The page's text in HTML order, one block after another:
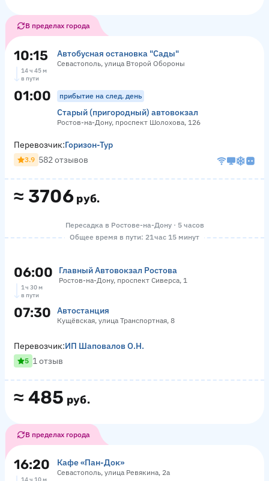
В пределах города
10:15 Автобусная остановка "Сады"
Севастополь, улица Второй Обороны
14 ч 45 м
в пути
01:00 прибытие на след. день
Старый (пригородный) автовокзал
Ростов-на-Дону, проспект Шолохова, 126
≈ 3706 руб.
Перевозчик:Горизон-Тур
3.9 582 отзывов
Пересадка в Ростове-на-Дону · 5 часов
Общее время в пути: 21 час 15 минут
06:00 Главный Автовокзал Ростова
Ростов-на-Дону, проспект Сиверса, 1
1 ч 30 м
в пути
07:30 Автостанция
Кущёвская, улица Транспортная, 8
≈ 485 руб.
Перевозчик:ИП Шаповалов О.Н.
5 1 отзыв
В пределах города
16:20 Кафе «Пан-Док»
Севастополь, улица Ревякина, 2а